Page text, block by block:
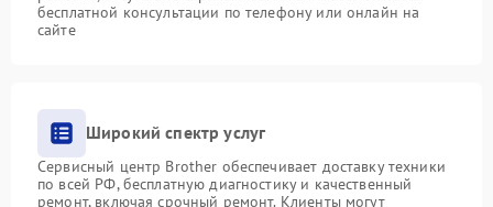
бесплатной консультации по телефону или онлайн на
сайте
Широкий спектр услуг
Сервисный центр Brother обеспечивает доставку техники
по всей РФ, бесплатную диагностику и качественный
ремонт, включая срочный ремонт. Клиенты могут